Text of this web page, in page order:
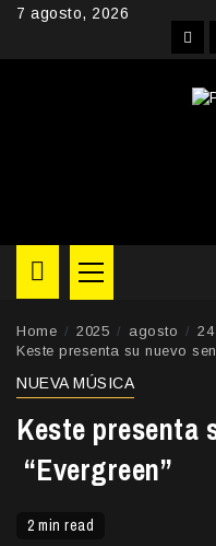
Skip7 agosto, 2026
Primary
Menu
Home 2025 agosto
24
Keste presenta su nuevo
NUEVA MÚSICA
Keste presenta
“Evergreen”
2 min read